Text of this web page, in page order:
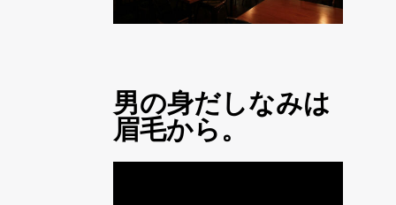
男の身だしなみは
眉毛から。